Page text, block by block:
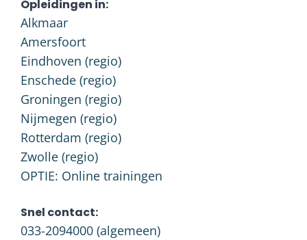
Opleidingen in:
Alkmaar
Amersfoort
Eindhoven (regio)
Enschede (regio)
Groningen (regio)
Nijmegen (regio)
Rotterdam (regio)
Zwolle (regio)
OPTIE: Online trainingen
Snel contact:
033-2094000 (algemeen)